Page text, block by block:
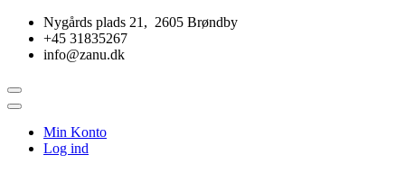
Skip
content
Nygårds plads 21, 2605 Brøndby
+45 31835267
info@zanu.dk
Topbar
Menu
Min Konto
Log ind